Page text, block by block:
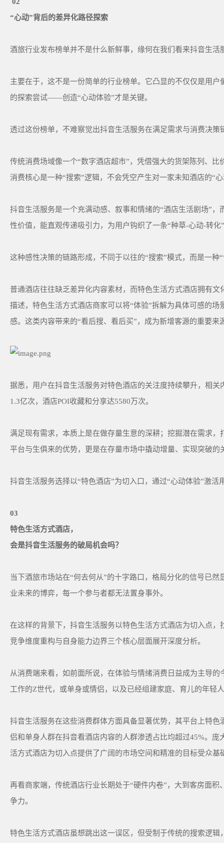
“心动”背后的差异化路径探索
酒旅行业发布榜单并不是什么新鲜事，缘何在我们看来抖音生活
主要在于，这不是一份简单的行业榜单。它凸显的不仅仅是用
的探索尝试——创造“心动体验”才是关键。
透过这份榜单，不难察觉出抖音生活服务在满足需求与消费决策
传统消费场域像一个“数字酒店超市”，凭借强大的货架陈列、
消费核心是一种“搜索”逻辑，不会凭空产生对一家未知酒店的“
抖音生活服务是一个充满动感、叙事和情绪的“酒店生活剧场”
性价值，能直观传递吸引力，为用户钩织了一条“种草-心动-转
这种感性决策的链路形成，不同于以往的“搜索”模式，而是一
普通酒店往往缺乏差异化内容素材，而特色生活方式酒店拥有
描述，特色生活方式酒店商家可以将“体验”拆解为具体可感的
感。这类内容带来的“看后搜、看后买”，成为新增客源的重要来
据悉，用户在抖音生活服务对特色酒店的关注度持续攀升，相
1.3亿次，酒店POI收藏和分享达5580万次。
满足现有需求，本质上是在做存量生意的深耕；挖掘潜在需求
平台与生俱来的优势，更是在存量市场中撬动增量、实现突破的
抖音生活服务选择以“特色酒店”为切入口，通过“心动体验”激
03
特色生活方式酒店，
会是抖音生活服务的破局机会吗？
当下酒旅市场站在“何去何从”的十字路口，格局分化的信号已
业未来的博弈，每一个参与者都无法置身事外。
在这样的背景下，抖音生活服务以特色生活方式酒店为切入点
竞争维度重构与自身能力边界三个核心层面展开深度分析。
从消费端来看，如前面所说，在体验与情绪消费日益成为主导
工作的Z世代，或单身或情侣，以及已经组建家庭、育儿的年轻
抖音生活服务在这些消费群体方面具备显著优势，其平台上特
侣和单身人群在抖音看酒店内容的人群渗透占比均超过45%。
活方式酒店为切入点提供了广阔的市场空间和精准的目标受众基
再看商家端，传统酒店行业长期处于“硬件内卷”，大到客房面
争力。
特色生活方式酒店虽想跳出这一误区，但受制于传统的搜索逻